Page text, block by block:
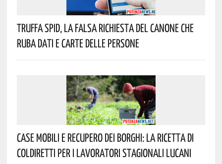
Truffa Spid, La Falsa Richiesta Del Canone Che
Ruba Dati E Carte Delle Persone
Case Mobili E Recupero Dei Borghi: La Ricetta Di
Coldiretti Per I Lavoratori Stagionali Lucani